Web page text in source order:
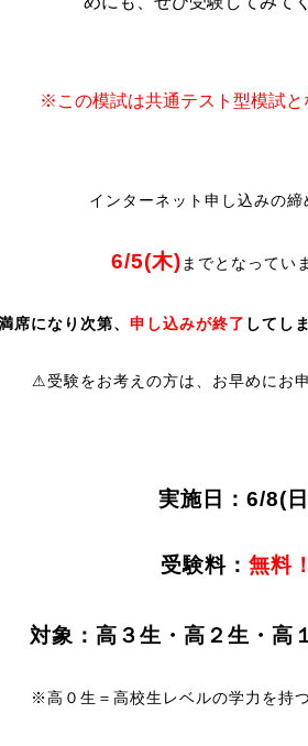
※この模試は共通テスト型模試
インターネット申し込みの締
6/5(木) までとなってい
席になり次第、 申し込みが終了 してし
⚠受験をお考えの方は、お早めにお
実施日：6/8(
受験料： 無料！
対象：高３生・高２生・高
※高０生＝高校生レベルの学力を持